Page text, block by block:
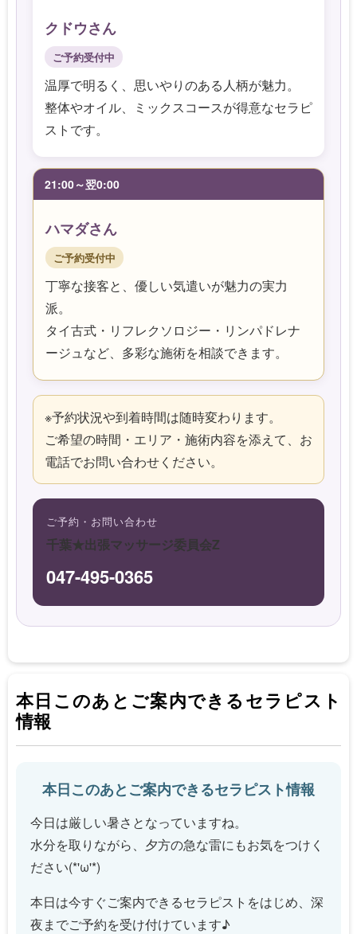
クドウさん
ご予約受付中
温厚で明るく、思いやりのある人柄が魅力。
整体やオイル、ミックスコースが得意なセラピ
ストです。
21:00～翌0:00
ハマダさん
ご予約受付中
丁寧な接客と、優しい気遣いが魅力の実力
派。
タイ古式・リフレクソロジー・リンパドレナ
ージュなど、多彩な施術を相談できます。
※予約状況や到着時間は随時変わります。
ご希望の時間・エリア・施術内容を添えて、お
電話でお問い合わせください。
ご予約・お問い合わせ
千葉★出張マッサージ委員会Z
047-495-0365
本日このあとご案内できるセラピスト
情報
本日このあとご案内できるセラピスト情報
今日は厳しい暑さとなっていますね。
水分を取りながら、夕方の急な雷にもお気をつけく
ださい(*'ω'*)
本日は今すぐご案内できるセラピストをはじめ、深
夜までご予約を受け付けています♪